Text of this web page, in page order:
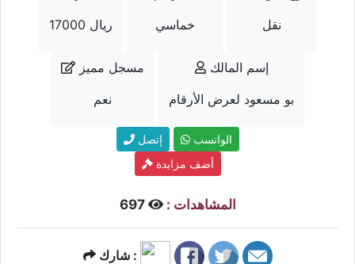
17000 ريال
خماسي
نقل
مسجل مميز
نعم
إسم المالك
بو مسعود لعرض الأرقام
إتصل
الواتسب
أضف مزايدة
المشاهدات : 697
شارك :